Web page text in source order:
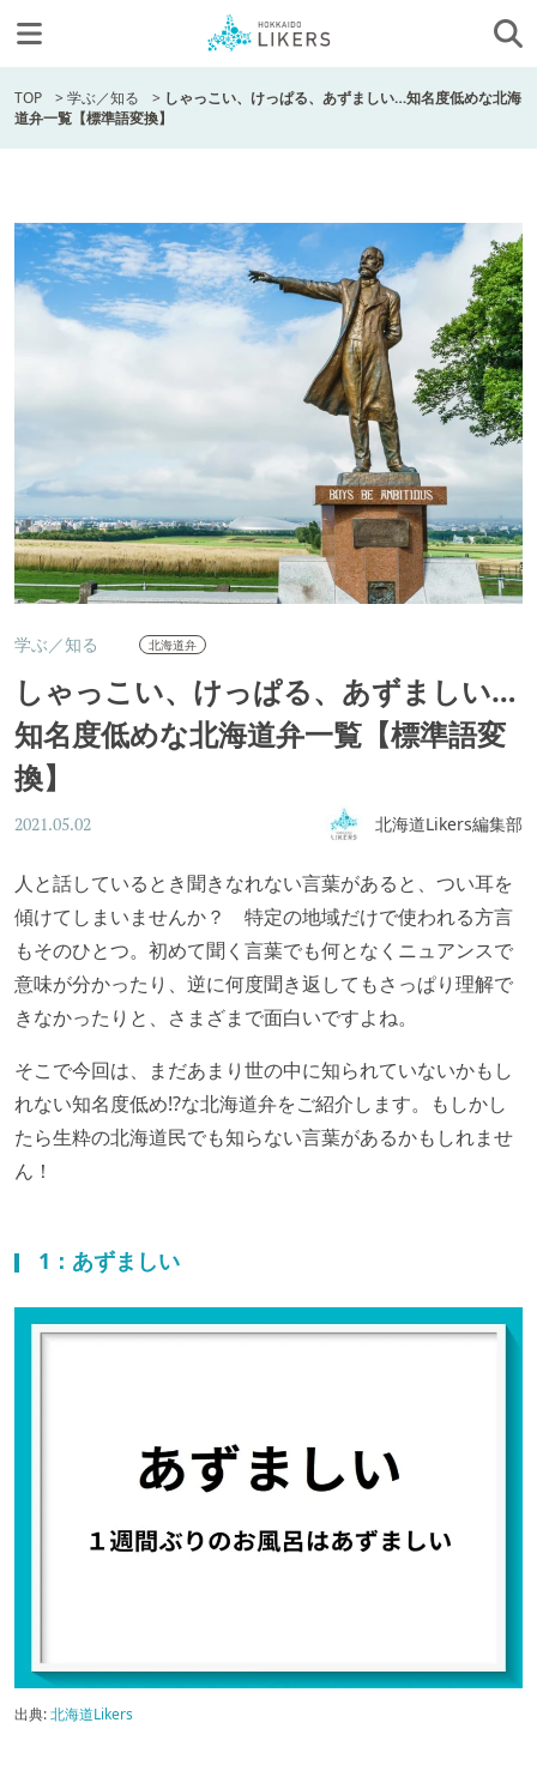
TOP >学ぶ／知る > しゃっこい、けっぱる、あずましい…知名度低めな北海
道弁一覧【標準語変換】
学ぶ／知る 北海道弁
しゃっこい、けっぱる、あずましい…
知名度低めな北海道弁一覧【標準語変
換】
2021.05.02 北海道Likers編集部
人と話しているとき聞きなれない言葉があると、つい耳を
傾けてしまいませんか？ 特定の地域だけで使われる方言
もそのひとつ。初めて聞く言葉でも何となくニュアンスで
意味が分かったり、逆に何度聞き返してもさっぱり理解で
きなかったりと、さまざまで面白いですよね。
そこで今回は、まだあまり世の中に知られていないかもし
れない知名度低め!?な北海道弁をご紹介します。もしかし
たら生粋の北海道民でも知らない言葉があるかもしれませ
ん！
1：あずましい
出典:北海道Likers